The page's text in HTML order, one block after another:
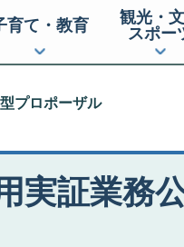
育て・教育
観光・
スポー
プロポーザル
実証業務